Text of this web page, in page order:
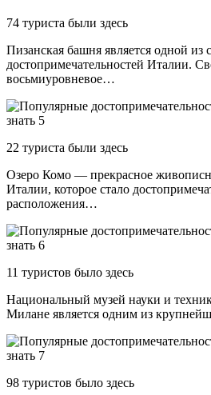
74 туристa были здесь
Пизанская башня является одной
достопримечательностей Италии.
восьмиуровневое…
22 туристa были здесь
Озеро Комо — прекрасное
Италии, которое стало
расположения…
11 туристов было здесь
Национальный музей науки и
Милане является одним из
98 туристов было здесь